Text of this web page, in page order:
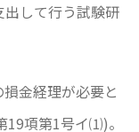
して行う試験研
金経理が必要と
19項第1号イ⑴)。